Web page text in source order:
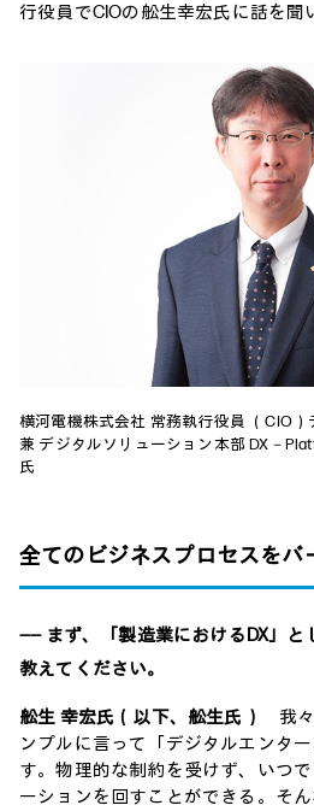
行役員でCIOの舩生幸宏氏に話を聞
横河電機株式会社 常務執行役員 （CIO
兼 デジタルソリューション本部 DX－
氏
全てのビジネスプロセスをバ
―― まず、「製造業におけるDX」と
教えてください。
舩生 幸宏氏（以下、舩生氏）
我々
ンプルに言って「デジタルエンタ
す。物理的な制約を受けず、いつ
ーションを回すことができる。そ